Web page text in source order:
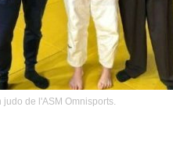
de l'ASM Omnisports.